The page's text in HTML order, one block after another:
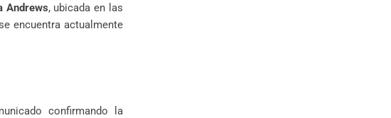
Andrews, ubicada en las
encuentra actualmente
confirmando la